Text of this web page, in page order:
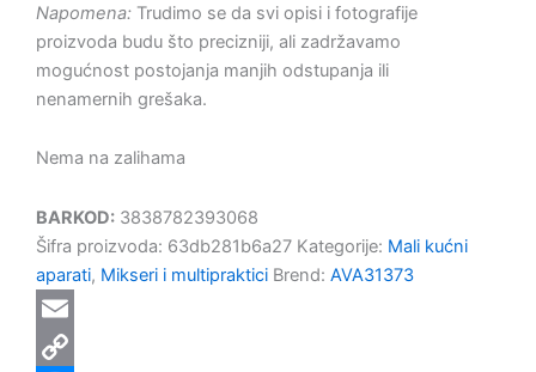
Napomena: Trudimo se da svi opisi i fotografije
proizvoda budu što precizniji, ali zadržavamo
mogućnost postojanja manjih odstupanja ili
nenamernih grešaka.
Nema na zalihama
BARKOD: 3838782393068
Šifra proizvoda: 63db281b6a27 Kategorije: Mali kućni
aparati, Mikseri i multipraktici Brend: AVA31373
Email